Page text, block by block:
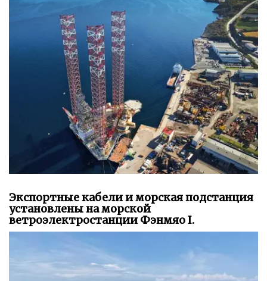
Экспортные кабели и морская подстанция
установлены на морской
ветроэлектростанции Фэнмяо I.